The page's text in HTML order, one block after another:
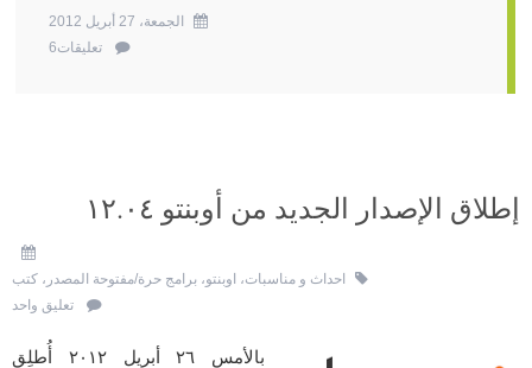
الجمعة، 27 أبريل 2012
تعليقات6
إطلاق الإصدار الجديد من أوبنتو ١٢.٠٤
احداث و مناسبات، اوبنتو، برامج حرة/مفتوحة المصدر ، كتب
تعليق واحد
بالأمس ٢٦ أبريل ٢٠١٢ أُطلِق